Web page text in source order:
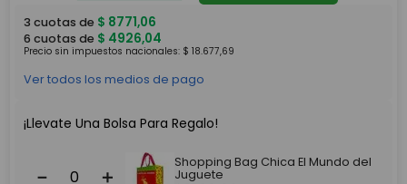
3 cuotas de $ 8771,06
6 cuotas de $ 4926,04
Precio sin impuestos nacionales: $ 18.677,69
Ver todos los medios de pago
¡Llevate Una Bolsa Para Regalo!
＋
－
Shopping Bag Chica El Mundo del
Juguete